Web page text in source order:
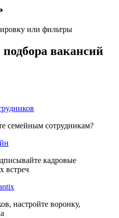
или фильтры
вакансий
семейным сотрудникам?
кадровые
встреч
настройте воронку,